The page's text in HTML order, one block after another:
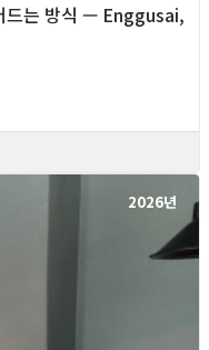
드는 방식 — Enggusai,
2026년